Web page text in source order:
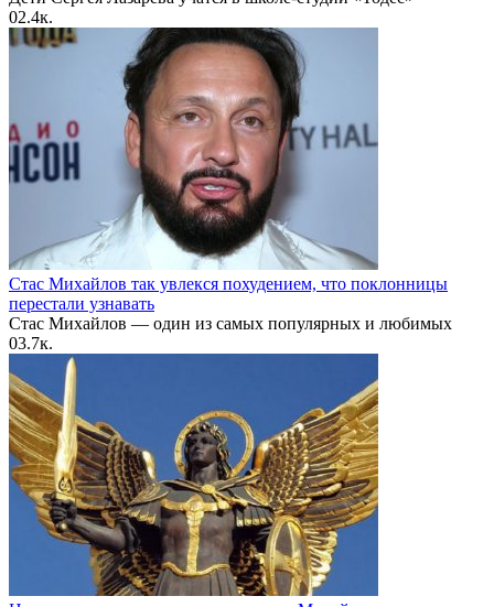
02.4к.
Стас Михайлов так увлекся похудением, что поклонницы
перестали узнавать
Стас Михайлов — один из самых популярных и любимых
03.7к.